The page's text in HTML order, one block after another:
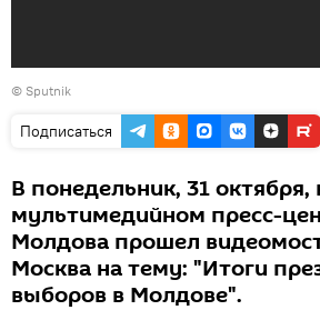
© Sputnik
Подписаться
В понедельник, 31 октября,
мультимедийном пресс-
Молдова прошел
Москва на тему: "Итоги
выборов в Молдове".